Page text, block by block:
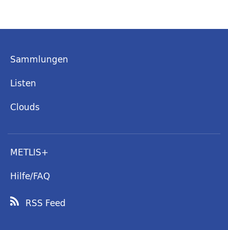
Sammlungen
Listen
Clouds
METLIS+
Hilfe/FAQ
RSS Feed